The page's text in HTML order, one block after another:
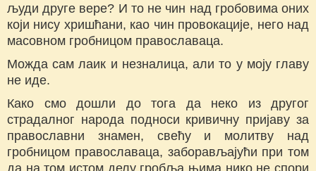
људи друге вере? И то не чин над гробовима оних
који нису хришћани, као чин провокације, него над
масовном гробницом православаца.
Можда сам лаик и незналица, али то у моју главу
не иде.
Како смо дошли до тога да неко из другог
страдалног народа подноси кривичну пријаву за
православни знамен, свећу и молитву над
гробницом православаца, заборављајући при том
да на том истом делу гробља њима нико не спори